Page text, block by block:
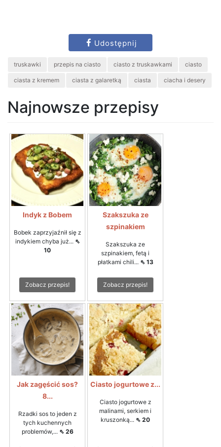
Udostępnij
truskawki przepis na ciasto ciasto z truskawkami ciasto
ciasta z kremem ciasta z galaretką ciasta ciacha i desery
Najnowsze przepisy
Indyk z Bobem
Bobek zaprzyjaźnił się z
indykiem chyba już... ⇖
10
Zobacz przepis!
Szakszuka ze
szpinakiem
Szakszuka ze
szpinakiem, fetą i
płatkami chili... ⇖ 13
Zobacz przepis!
Jak zagęścić sos?
8...
Rzadki sos to jeden z
tych kuchennych
problemów,... ⇖ 26
Ciasto jogurtowe z...
Ciasto jogurtowe z
malinami, serkiem i
kruszonką... ⇖ 20